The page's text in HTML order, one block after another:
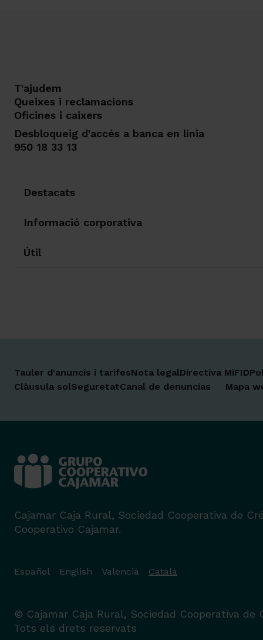
T'ajudem
Queixes i reclamacions
Oficines i caixers
Desbloqueig d'accés a banca en línia
950 18 33 13
Destacats
Informació corporativa
Útil
Tauler d'anuncis i tarifesNota legalDirectiva MiFID
Clàusula solSeguretatCanal de denuncias Mapa
Cajamar Caja Rural, Sociedad Cooperativa de
Cooperativo Cajamar.
Español English Valencià Català
© Cajamar Caja Rural, Sociedad Cooperativa de
Tots els drets reservats